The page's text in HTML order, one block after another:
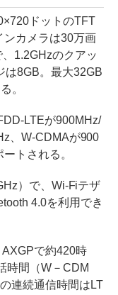
ドットのTFT
ンカメラは30万画
1.2GHzのクアッ
は8GB。最大32GB
。
LTEが900MHz/
、W-CDMAが900
トされる。
）で、Wi-Fiテザ
4.0を利用でき
で約420時
時間（W－CDM
連続通信時間はLT